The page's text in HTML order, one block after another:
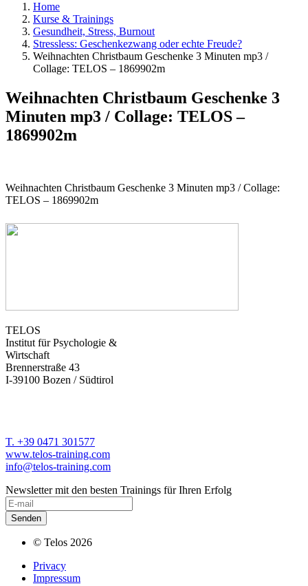
Home
Kurse & Trainings
Gesundheit, Stress, Burnout
Stressless: Geschenkezwang oder echte Freude?
Weihnachten Christbaum Geschenke 3 Minuten mp3 /
Collage: TELOS – 1869902m
Weihnachten Christbaum Geschenke 3
Minuten mp3 / Collage: TELOS –
1869902m
Weihnachten Christbaum Geschenke 3 Minuten mp3 / Collage:
TELOS – 1869902m
TELOS
Institut für Psychologie &
Wirtschaft
Brennerstraße 43
I-39100 Bozen / Südtirol
T. +39 0471 301577
www.telos-training.com
info@telos-training.com
Newsletter mit den besten Trainings für Ihren Erfolg
© Telos 2026
Privacy
Impressum